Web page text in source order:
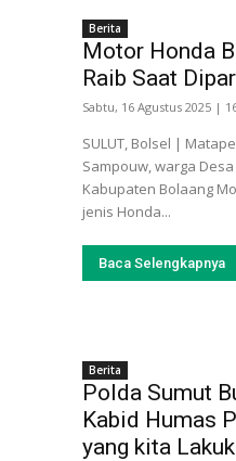
Berita
Motor Honda
Raib Saat
Sabtu, 16 Agustus 2025 |
SULUT, Bolsel |
Sampouw, warga
Kabupaten Bolaang
jenis Honda...
Baca Selengkapnya
Berita
Polda Sumut
Kabid Humas
yang kita